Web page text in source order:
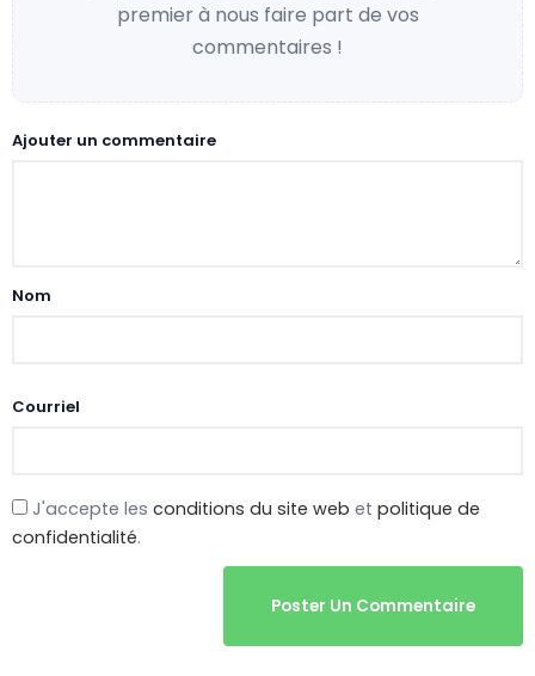
premier à nous faire part de vos
commentaires !
Ajouter un commentaire
Nom
Courriel
J'accepte les conditions du site web et politique de
confidentialité.
Poster Un Commentaire